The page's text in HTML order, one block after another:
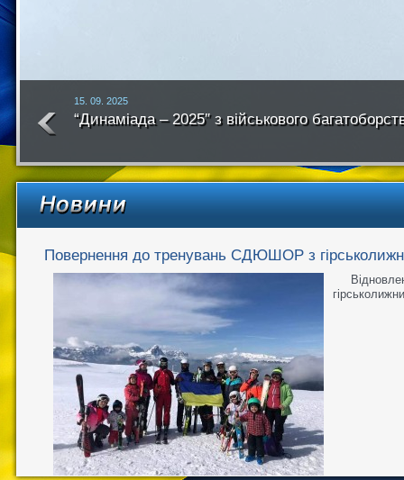
15. 09. 2025
“Динаміада – 2025″ з військового
року
Повернення до тренувань СДЮШОР з